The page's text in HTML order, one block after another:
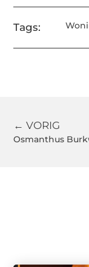
Tags:
← VORIG
Osmanthus